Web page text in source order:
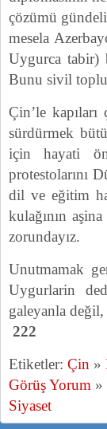
çözümü
mesela
Uygurca tabir)
Bunu sivil
Çin’le
sürdürmek
için hayati
protestolarını
dil ve eğitim
kulağının
zorundayız.
Unutmamak
Uygurlarin
galeyanla
222
Etiketler: Çin »
Görüş Yorum »
Siyaset